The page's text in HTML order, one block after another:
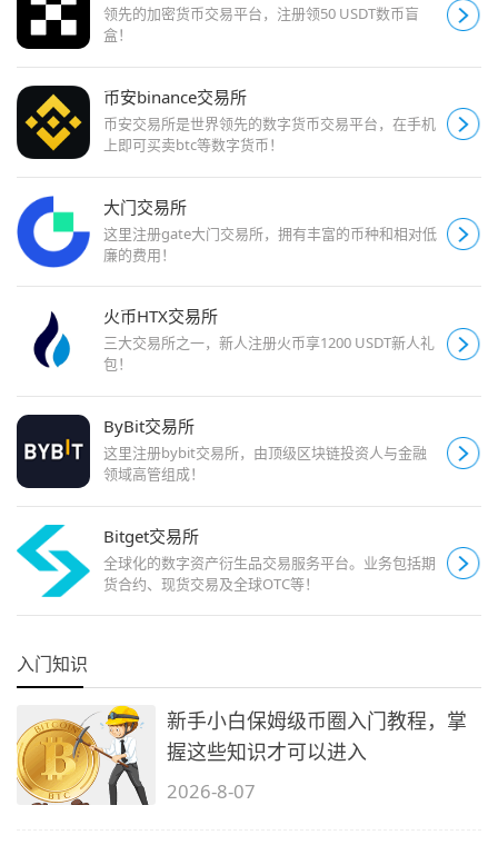
领先的加密货币交易平台，注册领50 USDT数币盲
盒！
币安binance交易所
币安交易所是世界领先的数字货币交易平台，在手机
上即可买卖btc等数字货币！
大门交易所
这里注册gate大门交易所，拥有丰富的币种和相对低
廉的费用！
火币HTX交易所
三大交易所之一，新人注册火币享1200 USDT新人礼
包！
ByBit交易所
这里注册bybit交易所，由顶级区块链投资人与金融
领域高管组成！
Bitget交易所
全球化的数字资产衍生品交易服务平台。业务包括期
货合约、现货交易及全球OTC等！
入门知识
新手小白保姆级币圈入门教程，掌
握这些知识才可以进入
2026-8-07